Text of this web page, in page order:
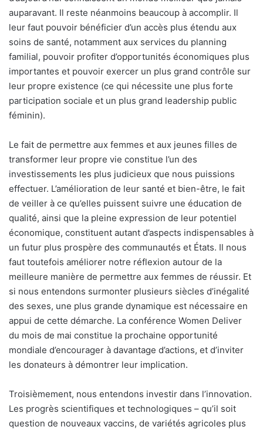
auparavant. Il reste néanmoins beaucoup à accomplir. Il
leur faut pouvoir bénéficier d’un accès plus étendu aux
soins de santé, notamment aux services du planning
familial, pouvoir profiter d’opportunités économiques plus
importantes et pouvoir exercer un plus grand contrôle sur
leur propre existence (ce qui nécessite une plus forte
participation sociale et un plus grand leadership public
féminin).
Le fait de permettre aux femmes et aux jeunes filles de
transformer leur propre vie constitue l’un des
investissements les plus judicieux que nous puissions
effectuer. L’amélioration de leur santé et bien-être, le fait
de veiller à ce qu’elles puissent suivre une éducation de
qualité, ainsi que la pleine expression de leur potentiel
économique, constituent autant d’aspects indispensables à
un futur plus prospère des communautés et États. Il nous
faut toutefois améliorer notre réflexion autour de la
meilleure manière de permettre aux femmes de réussir. Et
si nous entendons surmonter plusieurs siècles d’inégalité
des sexes, une plus grande dynamique est nécessaire en
appui de cette démarche. La conférence Women Deliver
du mois de mai constitue la prochaine opportunité
mondiale d’encourager à davantage d’actions, et d’inviter
les donateurs à démontrer leur implication.
Troisièmement, nous entendons investir dans l’innovation.
Les progrès scientifiques et technologiques – qu’il soit
question de nouveaux vaccins, de variétés agricoles plus